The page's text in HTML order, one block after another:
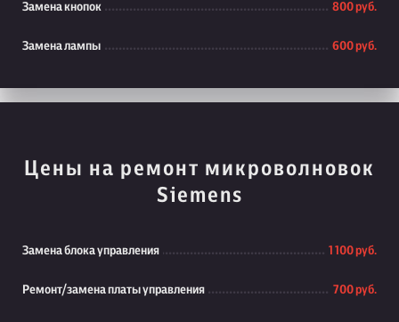
Замена кнопок 800 руб.
Замена лампы 600 руб.
Цены на ремонт микроволновок
Siemens
Замена блока управления 1 100 руб.
Ремонт/замена платы управления 700 руб.